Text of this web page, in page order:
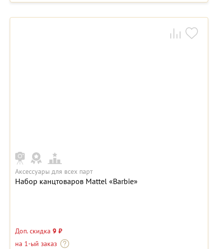
Аксессуары для всех парт
Набор канцтоваров Mattel «Barbie»
Доп. скидка 9 ₽
на 1-ый заказ